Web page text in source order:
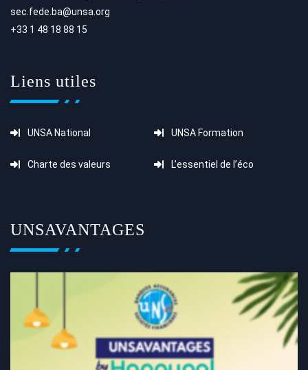
sec.fede.ba@unsa.org
+33 1 48 18 88 15
Liens utiles
UNSA National UNSA Formation
Charte des valeurs L’essentiel de l’éco
UNSAVANTAGES